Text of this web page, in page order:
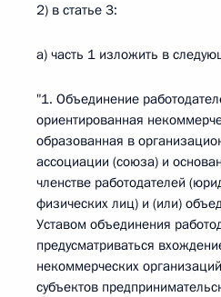
2) в статье 3:
а) часть 1 изложить в
"1. Объединение
ориентированная
образованная в
ассоциации (союза) и
членстве работодателей
физических лиц) и (или)
Уставом объединения
предусматриваться
некоммерческих
субъектов